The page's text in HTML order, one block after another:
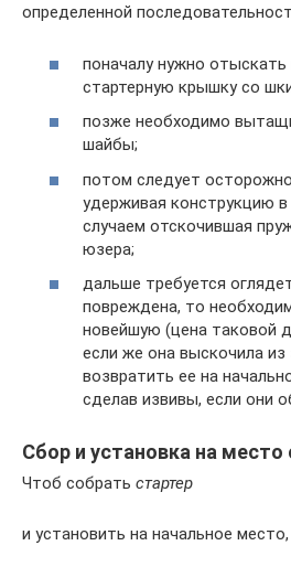
определенной
поначалу нужно
стартерную крышку со
позже необходимо
шайбы;
потом следует
удерживая конструкцию
случаем отскочившая
юзера;
дальше требуется
повреждена, то
новейшую (цена таковой
если же она выскочила из
возвратить ее на
сделав извивы, если они
Сбор и установка на место
Чтоб собрать стартер
и установить на начальное